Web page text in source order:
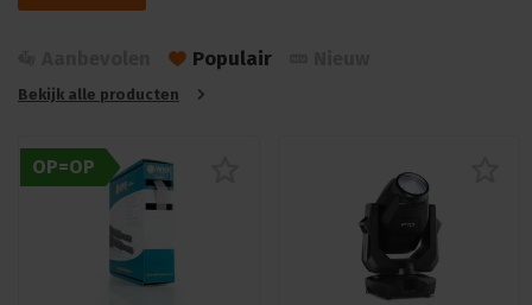
Populair
Bekijk alle producten
OP=OP